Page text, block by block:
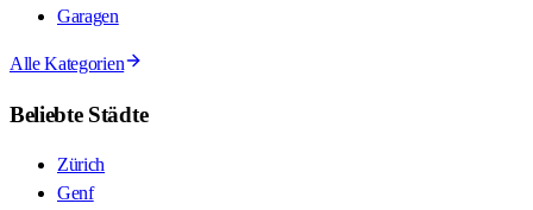
Garagen
Alle Kategorien
Beliebte Städte
Zürich
Genf